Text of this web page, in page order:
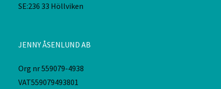
SE:236 33 Höllviken
JENNY ÅSENLUND AB
Org nr 559079-4938
VAT559079493801